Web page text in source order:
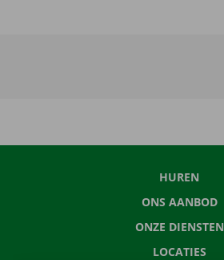
HUREN
ONS AANBOD
ONZE DIENSTEN
LOCATIES